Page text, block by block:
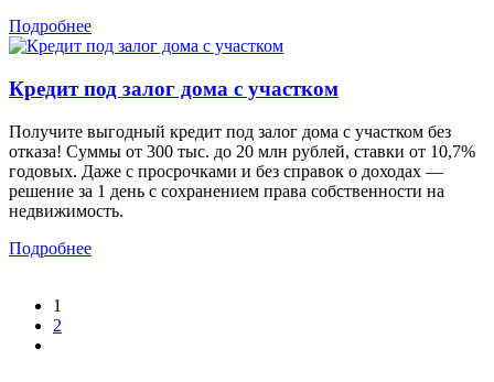
Подробнее
Кредит под залог дома с участком
Получите выгодный кредит под залог дома с участком без
отказа! Суммы от 300 тыс. до 20 млн рублей, ставки от 10,7%
годовых. Даже с просрочками и без справок о доходах —
решение за 1 день с сохранением права собственности на
недвижимость.
Подробнее
1
2